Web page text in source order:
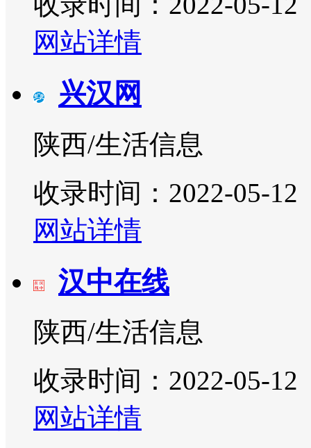
网站详情
兴汉网
陕西/生活信息
收录时间：2022-05-12
网站详情
汉中在线
陕西/生活信息
收录时间：2022-05-12
网站详情